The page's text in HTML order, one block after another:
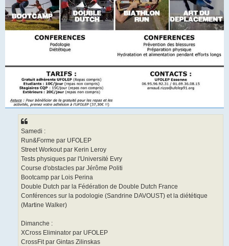
Samedi :
Run&Forme par UFOLEP
Street Workout par Kerin Leroy
Tests physiques par l'Université Evry
Course d'obstacles par Jérôme Politi
Bootcamp par Lois Perina
Double Dutch par la Fédération de Double Dutch France
Conférences sur la podologie (Sandrine DAVOUST) et la diététique
(Martine Walker)
Dimanche :
XCross Eliminator par UFOLEP
CrossFit par Gintas Zilinskas